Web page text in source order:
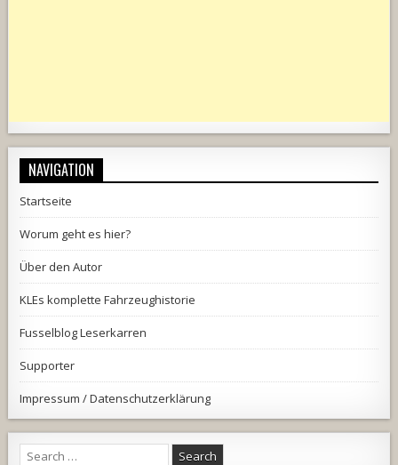
NAVIGATION
Startseite
Worum geht es hier?
Über den Autor
KLEs komplette Fahrzeughistorie
Fusselblog Leserkarren
Supporter
Impressum / Datenschutzerklärung
Search